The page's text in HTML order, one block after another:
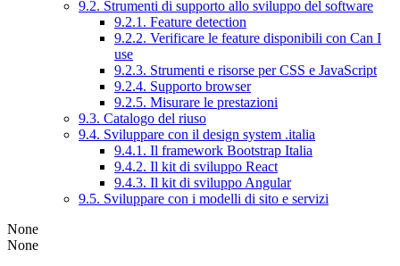
9.2. Strumenti di supporto allo sviluppo del software
9.2.1. Feature detection
9.2.2. Verificare le feature disponibili con Can I
use
9.2.3. Strumenti e risorse per CSS e JavaScript
9.2.4. Supporto browser
9.2.5. Misurare le prestazioni
9.3. Catalogo del riuso
9.4. Sviluppare con il design system .italia
9.4.1. Il framework Bootstrap Italia
9.4.2. Il kit di sviluppo React
9.4.3. Il kit di sviluppo Angular
9.5. Sviluppare con i modelli di sito e servizi
None
None